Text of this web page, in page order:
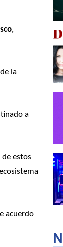
la
a
de estos
acuerdo